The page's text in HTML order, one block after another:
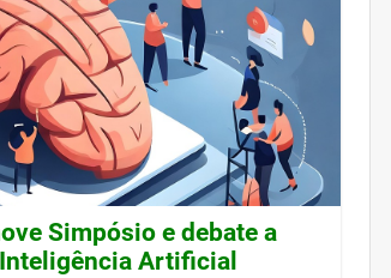
Simpósio e debate a
Artificial